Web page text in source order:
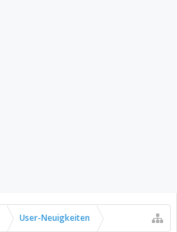
User-Neuigkeiten